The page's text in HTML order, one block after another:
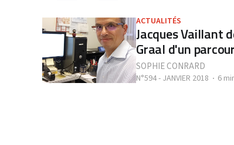
ACTUALITÉS
Jacques Vaillant
Graal d'un
SOPHIE CONRARD
N°594 - JANVIER 2018 6